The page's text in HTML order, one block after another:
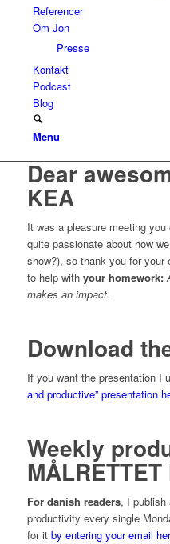
Referencer
Om Jon
Presse
Kontakt
Podcast
Blog
Menu
Dear
KEA
It was a pleasure meeting you
quite passionate about how
show?), so thank you for your
to help withyour homework:
makes an impact.
Download
If you want the presentation I
and productive” presentation
Weekly
MÅLRETTET
For danish readers, I publish
productivity every single
for it by entering your email